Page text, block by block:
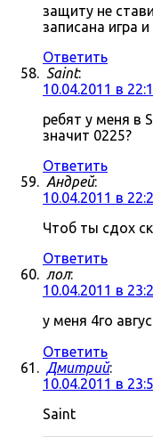
защиту не
записана игра и
Ответить
Saint:
10.04.2011 в
ребят у меня в
значит 0225?
Ответить
Андрей:
10.04.2011 в
Чтоб ты сдох
Ответить
лол:
10.04.2011 в
у меня 4го
Ответить
Дмитрий:
10.04.2011 в
Saint